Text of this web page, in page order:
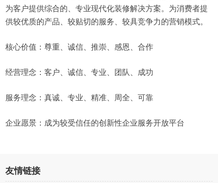
为客户提供综合的、专业现代化装修解决方案。为消费者提
供较优质的产品、较贴切的服务、较具竞争力的营销模式。
核心价值：尊重、诚信、推崇、感恩、合作
经营理念：客户、诚信、专业、团队、成功
服务理念：真诚、专业、精准、周全、可靠
企业愿景：成为较受信任的创新性企业服务开放平台
友情链接